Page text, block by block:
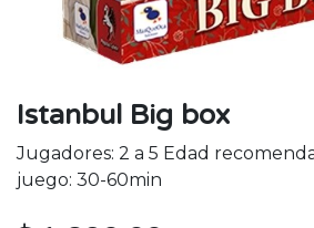
Istanbul Big box
Jugadores: 2 a 5 Edad
juego: 30-60min